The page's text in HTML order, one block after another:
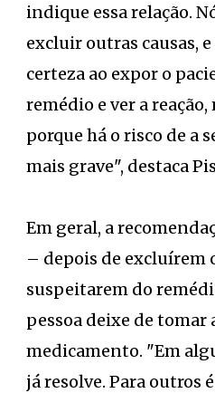
indique essa relação.
excluir outras causas,
certeza ao expor o
remédio e ver a reação,
porque há o risco de a
mais grave", destaca
Em geral, a
– depois de excluírem
suspeitarem do
pessoa deixe de tomar
medicamento. "Em
já resolve. Para outros